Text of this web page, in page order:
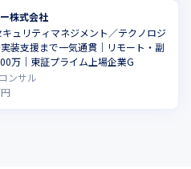
株式会社
リティマネジメント／テクノロジ
装支援まで一気通貫｜リモート・副
万｜東証プライム上場企業G
ンサル